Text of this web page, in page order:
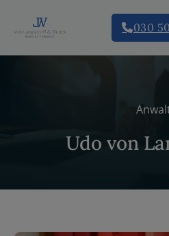
030
Udo von